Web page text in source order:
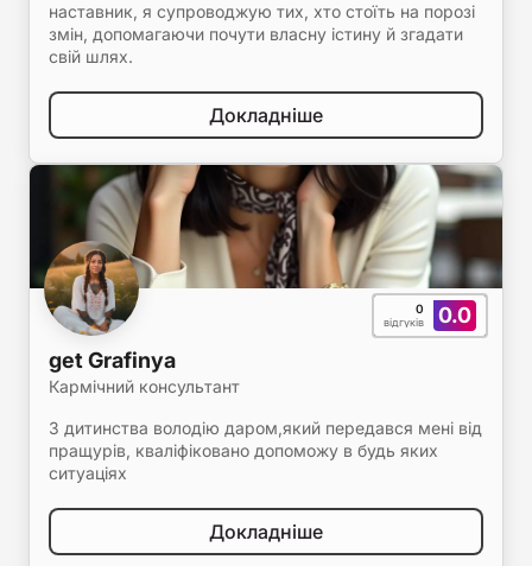
наставник, я супроводжую тих, хто стоїть на порозі
змін, допомагаючи почути власну істину й згадати
свій шлях.
Докладніше
0.0
0
відгуків
get Grafinya
Кармічний консультант
З дитинства володію даром,який передався мені від
пращурів, кваліфіковано допоможу в будь яких
ситуаціях
Докладніше